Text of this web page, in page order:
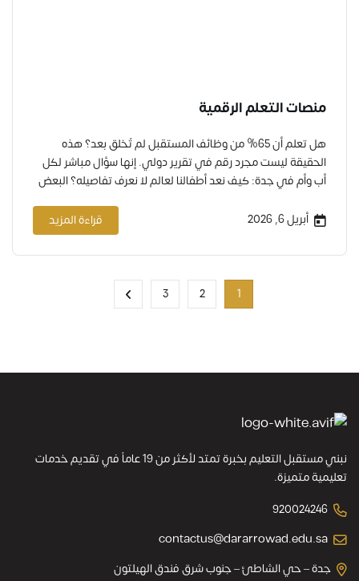
منصات التعلم الرقمية
هل تعلم أن 65% من وظائف المستقبل لم تُخلق بعد؟ هذه
الحقيقة ليست مجرد رقم في تقرير دولي. إنها سؤال مباشر لكل
أب وأم في جدة: كيف نعد أطفالنا لعالم لا نعرف تفاصيله؟ البعض
عن مدرسة تحفظ له ابنه كما هو، دون تغيير. لكن…
أبريل 6, 2026 قراءة المزيد
1
2
3
نبني مستقبل التعليم بخبرة تمتد لأكثر من 19 عاماً في تقديم خدمات
تعليمية متميزة.
920024246
contactus@dararrowad.edu.sa
جدة – حي الشاطئ – جنوب شرق فندق الهيلتون